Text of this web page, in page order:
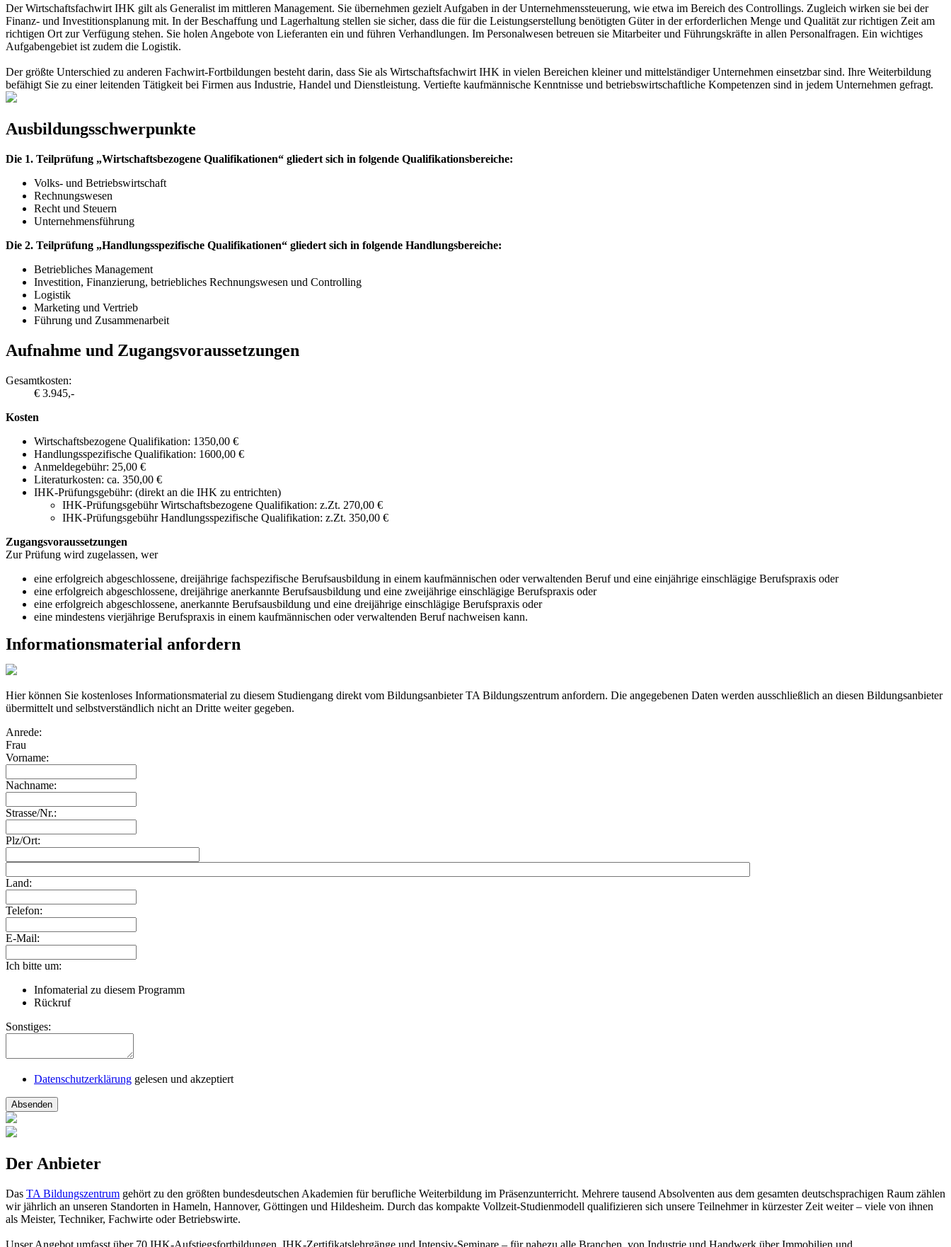
Der Wirtschaftsfachwirt IHK gilt als Generalist im mittleren Management. Sie übernehmen gezielt Aufgaben in der Unternehmenssteuerung, wie etwa im Bereich des Controllings. Zugleich wirken sie bei der
Finanz- und Investitionsplanung mit. In der Beschaffung und Lagerhaltung stellen sie sicher, dass die für die Leistungserstellung benötigten Güter in der erforderlichen Menge und Qualität zur richtigen Zeit am
richtigen Ort zur Verfügung stehen. Sie holen Angebote von Lieferanten ein und führen Verhandlungen. Im Personalwesen betreuen sie Mitarbeiter und Führungskräfte in allen Personalfragen. Ein wichtiges
Aufgabengebiet ist zudem die Logistik.
Der größte Unterschied zu anderen Fachwirt-Fortbildungen besteht darin, dass Sie als Wirtschaftsfachwirt IHK in vielen Bereichen kleiner und mittelständiger Unternehmen einsetzbar sind. Ihre Weiterbildung
befähigt Sie zu einer leitenden Tätigkeit bei Firmen aus Industrie, Handel und Dienstleistung. Vertiefte kaufmännische Kenntnisse und betriebswirtschaftliche Kompetenzen sind in jedem Unternehmen gefragt.
Ausbildungsschwerpunkte
Die 1. Teilprüfung „Wirtschaftsbezogene Qualifikationen“ gliedert sich in folgende Qualifikationsbereiche:
Volks- und Betriebswirtschaft
Rechnungswesen
Recht und Steuern
Unternehmensführung
Die 2. Teilprüfung „Handlungsspezifische Qualifikationen“ gliedert sich in folgende Handlungsbereiche:
Betriebliches Management
Investition, Finanzierung, betriebliches Rechnungswesen und Controlling
Logistik
Marketing und Vertrieb
Führung und Zusammenarbeit
Aufnahme und Zugangsvoraussetzungen
Gesamtkosten:
€ 3.945,-
Kosten
Wirtschaftsbezogene Qualifikation: 1350,00 €
Handlungsspezifische Qualifikation: 1600,00 €
Anmeldegebühr: 25,00 €
Literaturkosten: ca. 350,00 €
IHK-Prüfungsgebühr: (direkt an die IHK zu entrichten)
IHK-Prüfungsgebühr Wirtschaftsbezogene Qualifikation: z.Zt. 270,00 €
IHK-Prüfungsgebühr Handlungsspezifische Qualifikation: z.Zt. 350,00 €
Zugangsvoraussetzungen
Zur Prüfung wird zugelassen, wer
eine erfolgreich abgeschlossene, dreijährige fachspezifische Berufsausbildung in einem kaufmännischen oder verwaltenden Beruf und eine einjährige einschlägige Berufspraxis oder
eine erfolgreich abgeschlossene, dreijährige anerkannte Berufsausbildung und eine zweijährige einschlägige Berufspraxis oder
eine erfolgreich abgeschlossene, anerkannte Berufsausbildung und eine dreijährige einschlägige Berufspraxis oder
eine mindestens vierjährige Berufspraxis in einem kaufmännischen oder verwaltenden Beruf nachweisen kann.
Informationsmaterial anfordern
Hier können Sie kostenloses Informationsmaterial zu diesem Studiengang direkt vom Bildungsanbieter TA Bildungszentrum anfordern. Die angegebenen Daten werden ausschließlich an diesen Bildungsanbieter
übermittelt und selbstverständlich nicht an Dritte weiter gegeben.
Anrede:
Frau
Vorname:
Nachname:
Strasse/Nr.:
Plz/Ort:
Land:
Telefon:
E-Mail:
Ich bitte um:
Infomaterial zu diesem Programm
Rückruf
Sonstiges:
Datenschutzerklärung gelesen und akzeptiert
Absenden
Der Anbieter
Das TA Bildungszentrum gehört zu den größten bundesdeutschen Akademien für berufliche Weiterbildung im Präsenzunterricht. Mehrere tausend Absolventen aus dem gesamten deutschsprachigen Raum zählen
wir jährlich an unseren Standorten in Hameln, Hannover, Göttingen und Hildesheim. Durch das kompakte Vollzeit-Studienmodell qualifizieren sich unsere Teilnehmer in kürzester Zeit weiter – viele von ihnen
als Meister, Techniker, Fachwirte oder Betriebswirte.
Unser Angebot umfasst über 70 IHK-Aufstiegsfortbildungen, IHK-Zertifikatslehrgänge und Intensiv-Seminare – für nahezu alle Branchen, von Industrie und Handwerk über Immobilien und